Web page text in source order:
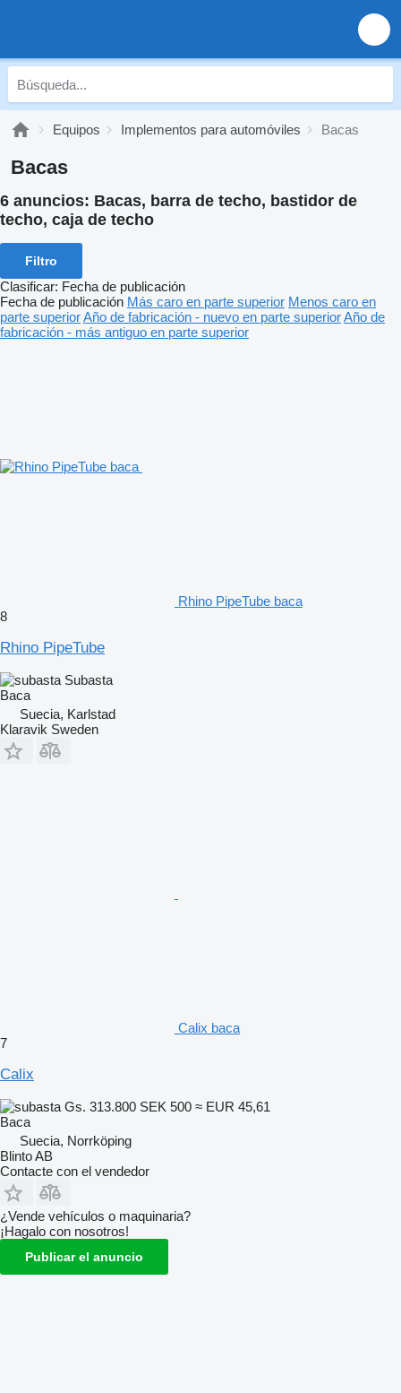
Equipos Implementos para automóviles Bacas
Bacas
6 anuncios: Bacas, barra de techo, bastidor de
techo, caja de techo
Filtro
Clasificar: Fecha de publicación
Fecha de publicación Más caro en parte superior Menos caro en
parte superiorAño de fabricación - nuevo en parte superiorAño de
fabricación - más antiguo en parte superior
Rhino PipeTube baca
8
Rhino PipeTube
Subasta
Baca
Suecia, Karlstad
Klaravik Sweden
Calix baca
7
Calix
Gs. 313.800 SEK 500 ≈ EUR 45,61
Baca
Suecia, Norrköping
Blinto AB
Contacte con el vendedor
¿Vende vehículos o maquinaria?
¡Hagalo con nosotros!
Publicar el anuncio